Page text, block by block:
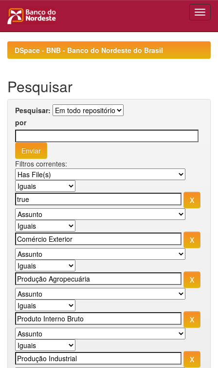
navigationDSpace - BNB - Banco do Nordeste do Brasil
Pesquisar
Pesquisar:
por
Filtros correntes: